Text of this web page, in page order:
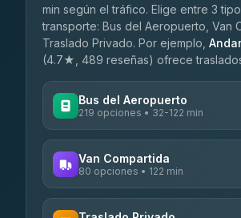
min según el tráfico. Elige entre 3
transporte: Bus del Aeropuerto, Van
Traslado Privado. Por ejemplo,
(4.7★, 489 reseñas) ofrece
Bus del Aeropuerto
219 opciones • 32-122 min
Limo Bus Airport Express
Van Compartida
80 opciones • 122 min